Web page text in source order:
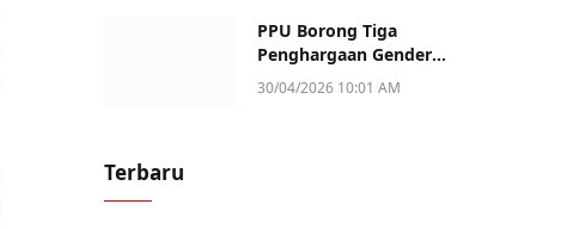
PPU Borong Tiga
Penghargaan Gender
Champion Kaltim 2026,
30/04/2026 10:01 AM
Terbaru